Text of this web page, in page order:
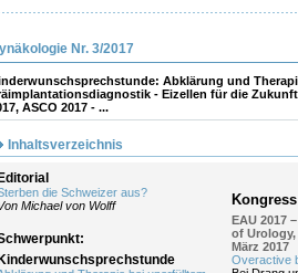
Nr. 3/2017
Abklärung und
- Eizellen für die
ASCO 2017 - ...
Inhaltsverzeichnis
Editorial
die Schweizer aus?
Michael von Wolff
Kinderwunschsprechstunde
EAU 2017
of Urology,
März 2017
Overactive